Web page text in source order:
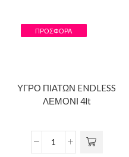
ΠΡΟΣΦΟΡΆ
ΥΓΡΟ ΠΙΑΤΩΝ ENDLESS
ΛΕΜΟΝΙ 4lt